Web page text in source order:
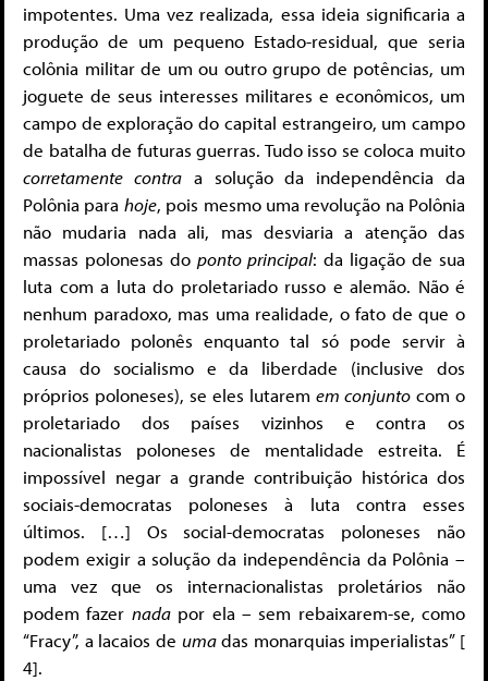
impotentes. Uma vez realizada, essa ideia significaria a
produção de um pequeno Estado-residual, que seria
colônia militar de um ou outro grupo de potências, um
joguete de seus interesses militares e econômicos, um
campo de exploração do capital estrangeiro, um campo
de batalha de futuras guerras. Tudo isso se coloca muito
corretamente contraa solução da independência da
Polônia para hoje, pois mesmo uma revolução na Polônia
não mudaria nada ali, mas desviaria a atenção das
massas polonesas do ponto principal: da ligação de sua
luta com a luta do proletariado russo e alemão. Não é
nenhum paradoxo, mas uma realidade, o fato de que o
proletariado polonês enquanto tal só pode servir à
causa do socialismo e da liberdade (inclusive dos
próprios poloneses), se eles lutarem em conjunto com o
proletariado dos países vizinhos e contra os
nacionalistas poloneses de mentalidade estreita. É
impossível negar a grande contribuição histórica dos
sociais-democratas poloneses à luta contra esses
últimos. […] Os social-democratas poloneses não
podem exigir a solução da independência da Polônia –
uma vez que os internacionalistas proletários não
podem fazer nadapor ela – sem rebaixarem-se, como
“Fracy”, a lacaios de umadas monarquias imperialistas” [
4].